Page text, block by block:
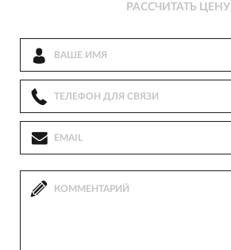
РАССЧИТАТЬ ЦЕНУ